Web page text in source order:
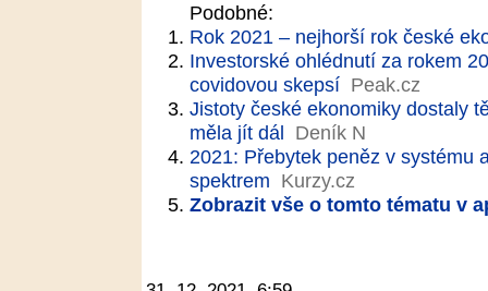
Podobné:
Rok 2021 – nejhorší rok české
Investorské ohlédnutí za rokem
covidovou skepsí Peak.cz
Jistoty české ekonomiky dostaly
měla jít dál Deník N
2021: Přebytek peněz v systému
spektrem Kurzy.cz
Zobrazit vše o tomto tématu v